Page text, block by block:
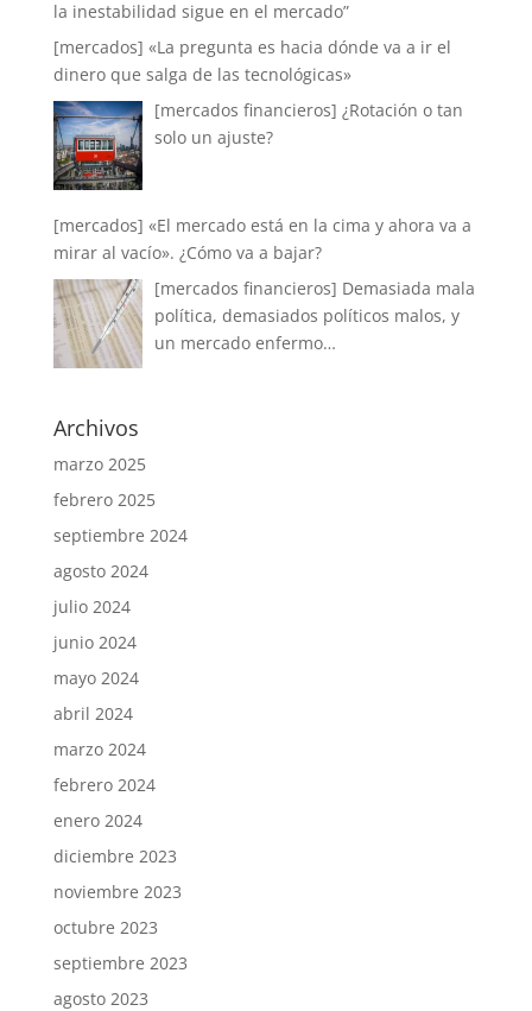
la inestabilidad sigue en el mercado”
[mercados] «La pregunta es hacia dónde va a ir el
dinero que salga de las tecnológicas»
[mercados financieros] ¿Rotación o tan
solo un ajuste?
[mercados] «El mercado está en la cima y ahora va a
mirar al vacío». ¿Cómo va a bajar?
[mercados financieros] Demasiada mala
política, demasiados políticos malos, y
un mercado enfermo…
Archivos
marzo 2025
febrero 2025
septiembre 2024
agosto 2024
julio 2024
junio 2024
mayo 2024
abril 2024
marzo 2024
febrero 2024
enero 2024
diciembre 2023
noviembre 2023
octubre 2023
septiembre 2023
agosto 2023